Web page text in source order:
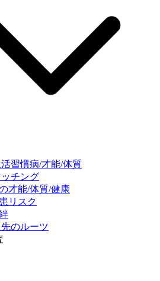
習慣病/才能/体質
チング
才能/体質/健康
リスク
のルーツ